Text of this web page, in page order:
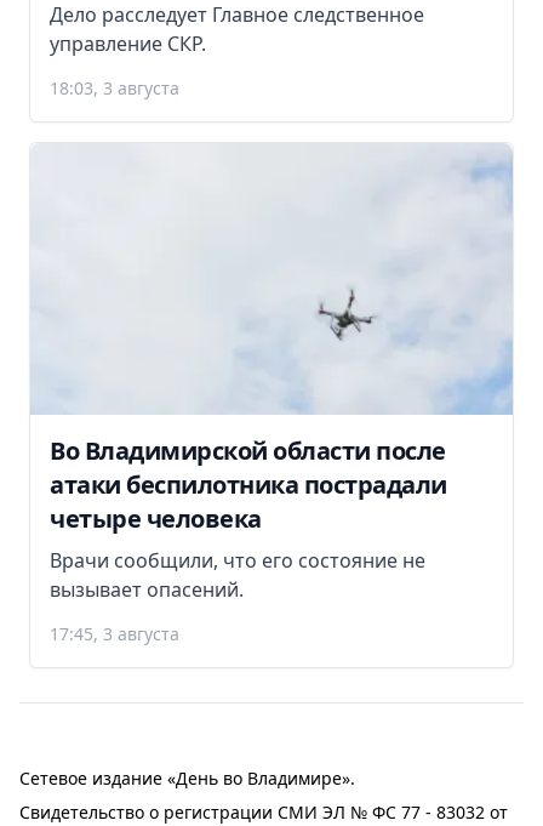
Дело расследует Главное следственное
управление СКР.
18:03, 3 августа
Во Владимирской области после
атаки беспилотника пострадали
четыре человека
Врачи сообщили, что его состояние не
вызывает опасений.
17:45, 3 августа
Сетевое издание «День во Владимире».
Свидетельство о регистрации СМИ ЭЛ № ФС 77 - 83032 от